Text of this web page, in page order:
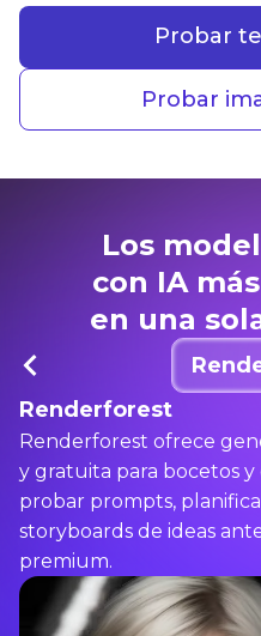
Probar
Probar
Los
con IA
en una
Renderforest
Renderforest ofrece
y gratuita para bocetos y
probar prompts,
storyboards de ideas
premium.